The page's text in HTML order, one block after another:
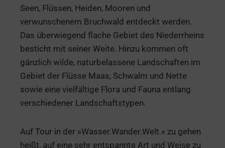
Seen, Flüssen, Heiden, Mooren und
verwunschenem Bruchwald entdeckt werden.
Das überwiegend flache Gebiet des Niederrheins
besticht mit seiner Weite. Hinzu kommen oft
gänzlich wilde, naturbelassene Landschaften im
Gebiet der Flüsse Maas, Schwalm und Nette
sowie eine vielfältige Flora und Fauna entlang
verschiedener Landschaftstypen.
Auf Tour in der »Wasser.Wander.Welt.« zu gehen
heißt, auf eine sehr entspannte Art und Weise zu